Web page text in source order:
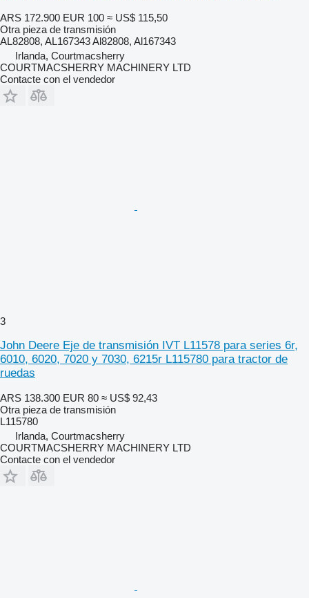
ARS 172.900 EUR 100 ≈ US$ 115,50
Otra pieza de transmisión
AL82808, AL167343 Al82808, Al167343
Irlanda, Courtmacsherry
COURTMACSHERRY MACHINERY LTD
Contacte con el vendedor
3
John Deere Eje de transmisión IVT L11578 para series 6r,
6010, 6020, 7020 y 7030, 6215r L115780 para tractor de
ruedas
ARS 138.300 EUR 80 ≈ US$ 92,43
Otra pieza de transmisión
L115780
Irlanda, Courtmacsherry
COURTMACSHERRY MACHINERY LTD
Contacte con el vendedor